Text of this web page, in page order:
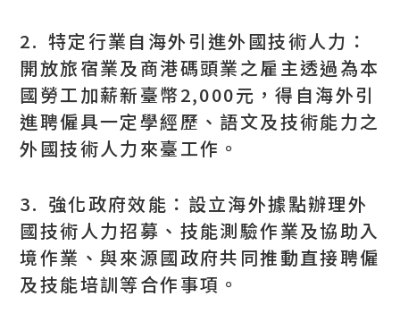
2. 特定行業自海外引進外國技術人力：
開放旅宿業及商港碼頭業之雇主透過為本
國勞工加薪新臺幣2,000元，得自海外引
進聘僱具一定學經歷、語文及技術能力之
外國技術人力來臺工作。
3. 強化政府效能：設立海外據點辦理外
國技術人力招募、技能測驗作業及協助入
境作業、與來源國政府共同推動直接聘僱
及技能培訓等合作事項。